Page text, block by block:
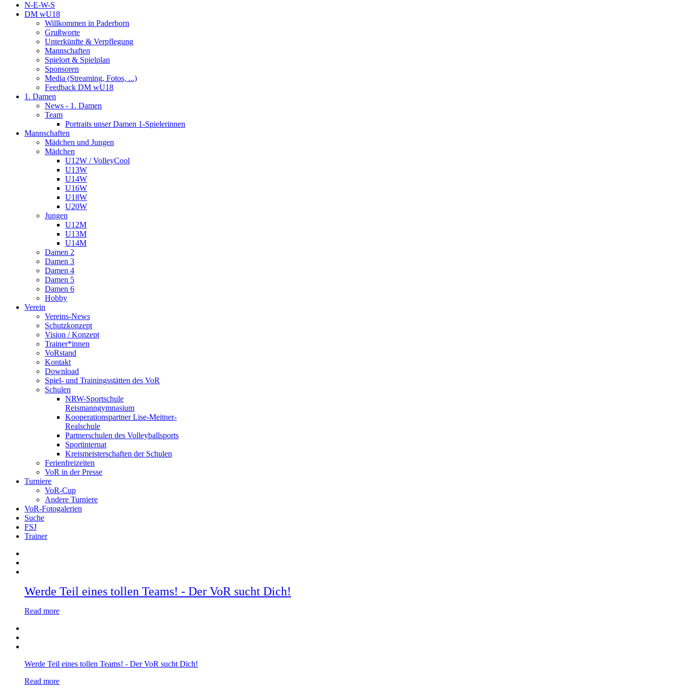
N-E-W-S
DM wU18
Willkommen in Paderborn
Grußworte
Unterkünfte & Verpflegung
Mannschaften
Spielort & Spielplan
Sponsoren
Media (Streaming, Fotos, ...)
Feedback DM wU18
1. Damen
News - 1. Damen
Team
Portraits unser Damen 1-Spielerinnen
Mannschaften
Mädchen und Jungen
Mädchen
U12W / VolleyCool
U13W
U14W
U16W
U18W
U20W
Jungen
U12M
U13M
U14M
Damen 2
Damen 3
Damen 4
Damen 5
Damen 6
Hobby
Verein
Vereins-News
Schutzkonzept
Vision / Konzept
Trainer*innen
VoRstand
Kontakt
Download
Spiel- und Trainingsstätten des VoR
Schulen
NRW-Sportschule
Reismanngymnasium
Kooperationspartner Lise-Meitner-
Realschule
Partnerschulen des Volleyballsports
Sportinternat
Kreismeisterschaften der Schulen
Ferienfreizeiten
VoR in der Presse
Turniere
VoR-Cup
Andere Turniere
VoR-Fotogalerien
Suche
FSJ
Trainer
Werde Teil eines tollen Teams! - Der VoR sucht Dich!
Read more
Werde Teil eines tollen Teams! - Der VoR sucht Dich!
Read more